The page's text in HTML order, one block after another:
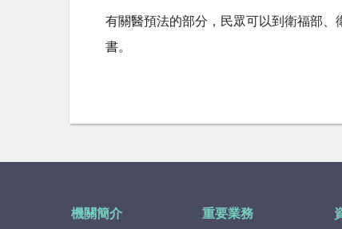
有關醫預法的部分，民眾可以到衛福部
書。
機關簡介 重要業務